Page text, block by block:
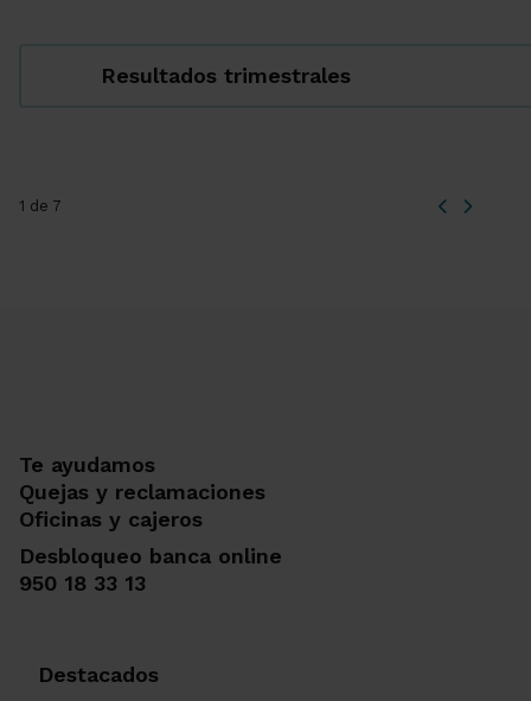
Resultados trimestrales
1 de 7
Te ayudamos
Quejas y reclamaciones
Oficinas y cajeros
Desbloqueo banca online
950 18 33 13
Destacados